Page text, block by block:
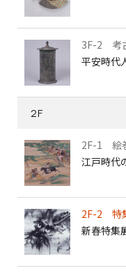
3F-2 考
平安時代
2F
2F-1 絵
江戸時代
2F-2 特
新春特